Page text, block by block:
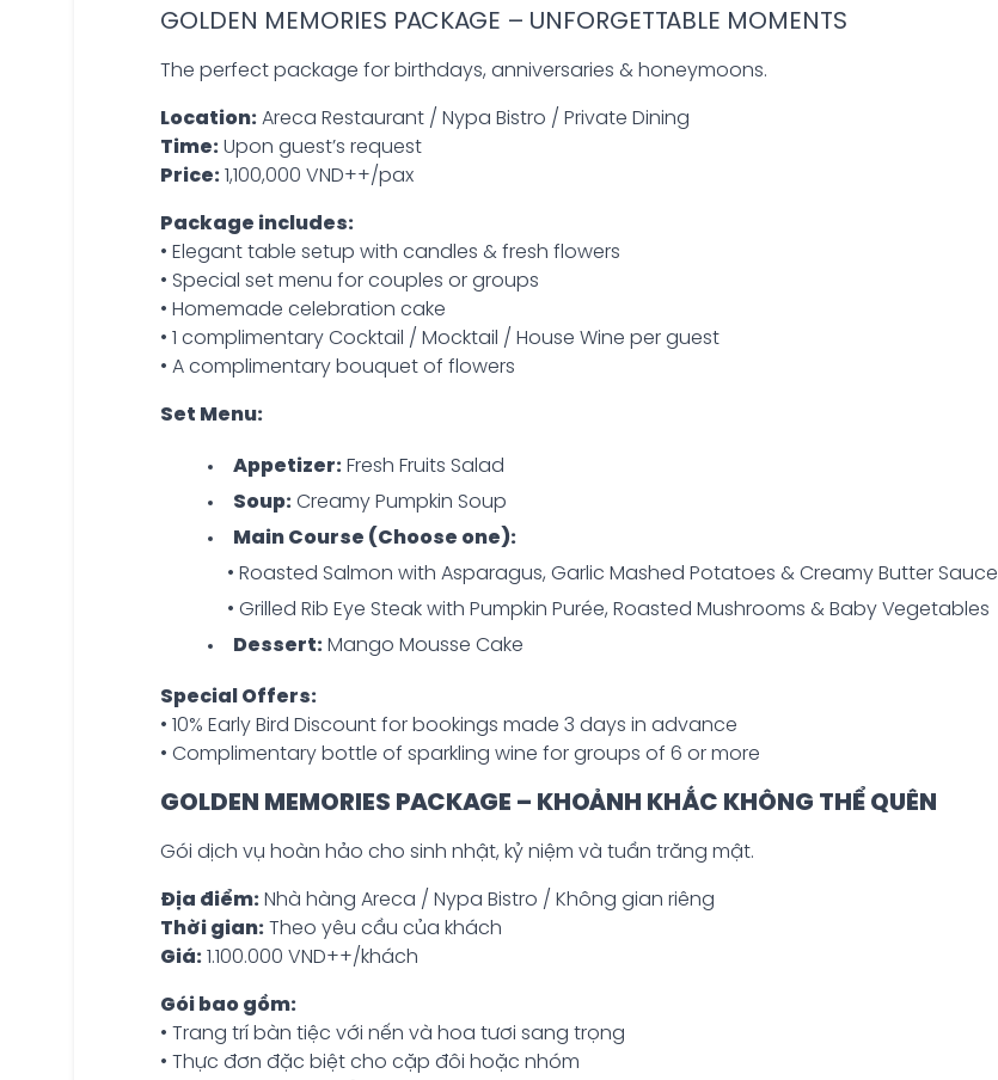
GOLDEN MEMORIES PACKAGE – UNFORGETTABLE MOMENTS
The perfect package for birthdays, anniversaries & honeymoons.
Location: Areca Restaurant / Nypa Bistro / Private Dining
Time: Upon guest’s request
Price: 1,100,000 VND++/pax
Package includes:
• Elegant table setup with candles & fresh flowers
• Special set menu for couples or groups
• Homemade celebration cake
• 1 complimentary Cocktail / Mocktail / House Wine per guest
• A complimentary bouquet of flowers
Set Menu:
Appetizer: Fresh Fruits Salad
Soup: Creamy Pumpkin Soup
Main Course (Choose one):
• Roasted Salmon with Asparagus, Garlic Mashed Potatoes & Creamy Butter Sauce
• Grilled Rib Eye Steak with Pumpkin Purée, Roasted Mushrooms & Baby Vegetables
Dessert: Mango Mousse Cake
Special Offers:
• 10% Early Bird Discount for bookings made 3 days in advance
• Complimentary bottle of sparkling wine for groups of 6 or more
GOLDEN MEMORIES PACKAGE – KHOẢNH KHẮC KHÔNG THỂ QUÊN
Gói dịch vụ hoàn hảo cho sinh nhật, kỷ niệm và tuần trăng mật.
Địa điểm: Nhà hàng Areca / Nypa Bistro / Không gian riêng
Thời gian: Theo yêu cầu của khách
Giá: 1.100.000 VND++/khách
Gói bao gồm:
• Trang trí bàn tiệc với nến và hoa tươi sang trọng
• Thực đơn đặc biệt cho cặp đôi hoặc nhóm